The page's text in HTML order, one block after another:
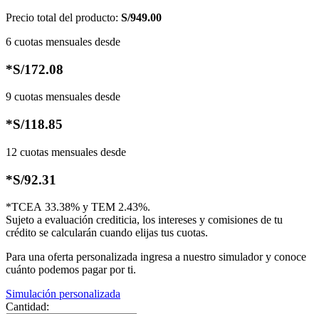
Precio total del producto: S/949.00
6 cuotas mensuales desde
*S/172.08
9 cuotas mensuales desde
*S/118.85
12 cuotas mensuales desde
*S/92.31
*TCEA 33.38% y TEM 2.43%.
Sujeto a evaluación crediticia, los intereses y comisiones de tu
crédito se calcularán cuando elijas tus cuotas.
Para una oferta personalizada ingresa a nuestro simulador y conoce
cuánto podemos pagar por ti.
Simulación personalizada
Cantidad: